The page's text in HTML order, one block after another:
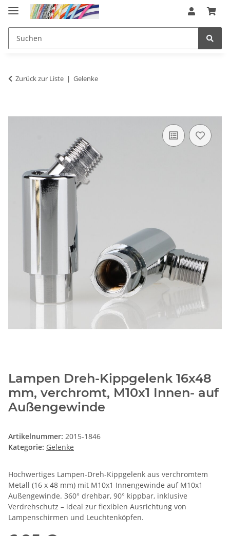
Zurück zur Liste Gelenke
Lampen Dreh-Kippgelenk 16x48
mm, verchromt, M10x1 Innen- auf
Außengewinde
Artikelnummer: 2015-1846
Kategorie: Gelenke
Hochwertiges Lampen-Dreh-Kippgelenk aus verchromtem
Metall (16 x 48 mm) mit M10x1 Innengewinde auf M10x1
Außengewinde. 360° drehbar, 90° kippbar, inklusive
Verdrehschutz – ideal zur flexiblen Ausrichtung von
Lampenschirmen und Leuchtenköpfen.